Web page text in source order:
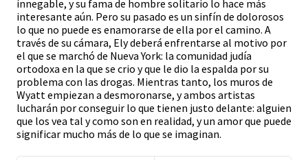
innegable, y su fama de hombre solitario lo hace más
interesante aún. Pero su pasado es un sinfín de dolorosos
lo que no puede es enamorarse de ella por el camino. A
través de su cámara, Ely deberá enfrentarse al motivo por
el que se marchó de Nueva York: la comunidad judía
ortodoxa en la que se crio y que le dio la espalda por su
problema con las drogas. Mientras tanto, los muros de
Wyatt empiezan a desmoronarse, y ambos artistas
lucharán por conseguir lo que tienen justo delante: alguien
que los vea tal y como son en realidad, y un amor que puede
significar mucho más de lo que se imaginan.